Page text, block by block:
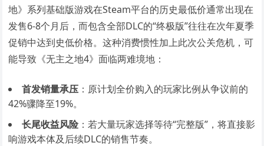
地》系列基础版游戏在Steam平台的历史最低价通常出现在
发售6-8个月后，而包含全部DLC的“终极版”往往在次年夏季
促销中达到史低价格。这种消费惯性加上此次公关危机，可
能导致《无主之地4》面临两难境地：
首发销量承压 ：原计划全价购入的玩家比例从争议前的
42%骤降至19%。
长尾收益风险：若大量玩家选择等待“完整版”，将直接影
响游戏本体及后续DLC的销售节奏。